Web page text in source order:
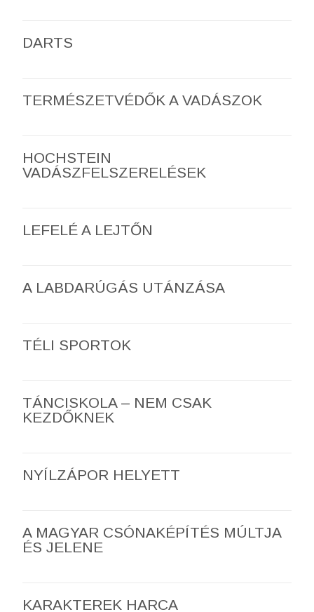
DARTS
TERMÉSZETVÉDŐK A VADÁSZOK
HOCHSTEIN
VADÁSZFELSZERELÉSEK
LEFELÉ A LEJTŐN
A LABDARÚGÁS UTÁNZÁSA
TÉLI SPORTOK
TÁNCISKOLA – NEM CSAK
KEZDŐKNEK
NYÍLZÁPOR HELYETT
A MAGYAR CSÓNAKÉPÍTÉS MÚLTJA
ÉS JELENE
KARAKTEREK HARCA